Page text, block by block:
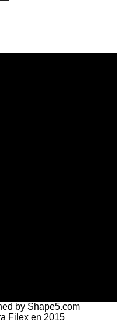
by Shape5.com
Filex en 2015